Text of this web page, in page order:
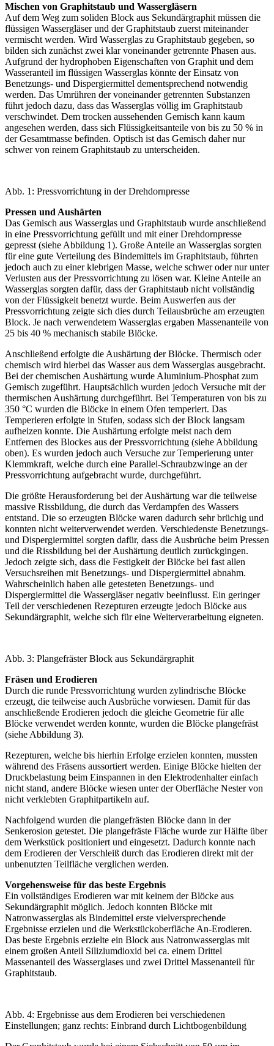
Mischen von Graphitstaub und Wassergläsern
Auf dem Weg zum soliden Block aus Sekundärgraphit müssen die
flüssigen Wassergläser und der Graphitstaub zuerst miteinander
vermischt werden. Wird Wasserglas zu Graphitstaub gegeben, so
bilden sich zunächst zwei klar voneinander getrennte Phasen aus.
Aufgrund der hydrophoben Eigenschaften von Graphit und dem
Wasseranteil im flüssigen Wasserglas könnte der Einsatz von
Benetzungs- und Dispergiermittel dementsprechend notwendig
werden. Das Umrühren der voneinander getrennten Substanzen
führt jedoch dazu, dass das Wasserglas völlig im Graphitstaub
verschwindet. Dem trocken aussehenden Gemisch kann kaum
angesehen werden, dass sich Flüssigkeitsanteile von bis zu 50 % in
der Gesamtmasse befinden. Optisch ist das Gemisch daher nur
schwer von reinem Graphitstaub zu unterscheiden.
Abb. 1: Pressvorrichtung in der Drehdornpresse
Pressen und Aushärten
Das Gemisch aus Wasserglas und Graphitstaub wurde anschließend
in eine Pressvorrichtung gefüllt und mit einer Drehdornpresse
gepresst (siehe Abbildung 1). Große Anteile an Wasserglas sorgten
für eine gute Verteilung des Bindemittels im Graphitstaub, führten
jedoch auch zu einer klebrigen Masse, welche schwer oder nur unter
Verlusten aus der Pressvorrichtung zu lösen war. Kleine Anteile an
Wasserglas sorgten dafür, dass der Graphitstaub nicht vollständig
von der Flüssigkeit benetzt wurde. Beim Auswerfen aus der
Pressvorrichtung zeigte sich dies durch Teilausbrüche am erzeugten
Block. Je nach verwendetem Wasserglas ergaben Massenanteile von
25 bis 40 % mechanisch stabile Blöcke.
Anschließend erfolgte die Aushärtung der Blöcke. Thermisch oder
chemisch wird hierbei das Wasser aus dem Wasserglas ausgebracht.
Bei der chemischen Aushärtung wurde Aluminium-Phosphat zum
Gemisch zugeführt. Hauptsächlich wurden jedoch Versuche mit der
thermischen Aushärtung durchgeführt. Bei Temperaturen von bis zu
350 °C wurden die Blöcke in einem Ofen temperiert. Das
Temperieren erfolgte in Stufen, sodass sich der Block langsam
aufheizen konnte. Die Aushärtung erfolgte meist nach dem
Entfernen des Blockes aus der Pressvorrichtung (siehe Abbildung
oben). Es wurden jedoch auch Versuche zur Temperierung unter
Klemmkraft, welche durch eine Parallel-Schraubzwinge an der
Pressvorrichtung aufgebracht wurde, durchgeführt.
Die größte Herausforderung bei der Aushärtung war die teilweise
massive Rissbildung, die durch das Verdampfen des Wassers
entstand. Die so erzeugten Blöcke waren dadurch sehr brüchig und
konnten nicht weiterverwendet werden. Verschiedenste Benetzungs-
und Dispergiermittel sorgten dafür, dass die Ausbrüche beim Pressen
und die Rissbildung bei der Aushärtung deutlich zurückgingen.
Jedoch zeigte sich, dass die Festigkeit der Blöcke bei fast allen
Versuchsreihen mit Benetzungs- und Dispergiermittel abnahm.
Wahrscheinlich haben alle getesteten Benetzungs- und
Dispergiermittel die Wassergläser negativ beeinflusst. Ein geringer
Teil der verschiedenen Rezepturen erzeugte jedoch Blöcke aus
Sekundärgraphit, welche sich für eine Weiterverarbeitung eigneten.
Abb. 3: Plangefräster Block aus Sekundärgraphit
Fräsen und Erodieren
Durch die runde Pressvorrichtung wurden zylindrische Blöcke
erzeugt, die teilweise auch Ausbrüche vorwiesen. Damit für das
anschließende Erodieren jedoch die gleiche Geometrie für alle
Blöcke verwendet werden konnte, wurden die Blöcke plangefräst
(siehe Abbildung 3).
Rezepturen, welche bis hierhin Erfolge erzielen konnten, mussten
während des Fräsens aussortiert werden. Einige Blöcke hielten der
Druckbelastung beim Einspannen in den Elektrodenhalter einfach
nicht stand, andere Blöcke wiesen unter der Oberfläche Nester von
nicht verklebten Graphitpartikeln auf.
Nachfolgend wurden die plangefrästen Blöcke dann in der
Senkerosion getestet. Die plangefräste Fläche wurde zur Hälfte über
dem Werkstück positioniert und eingesetzt. Dadurch konnte nach
dem Erodieren der Verschleiß durch das Erodieren direkt mit der
unbenutzten Teilfläche verglichen werden.
Vorgehensweise für das beste Ergebnis
Ein vollständiges Erodieren war mit keinem der Blöcke aus
Sekundärgraphit möglich. Jedoch konnten Blöcke mit
Natronwasserglas als Bindemittel erste vielversprechende
Ergebnisse erzielen und die Werkstückoberfläche An-Erodieren.
Das beste Ergebnis erzielte ein Block aus Natronwasserglas mit
einem großen Anteil Siliziumdioxid bei ca. einem Drittel
Massenanteil des Wasserglases und zwei Drittel Massenanteil für
Graphitstaub.
Abb. 4: Ergebnisse aus dem Erodieren bei verschiedenen
Einstellungen; ganz rechts: Einbrand durch Lichtbogenbildung